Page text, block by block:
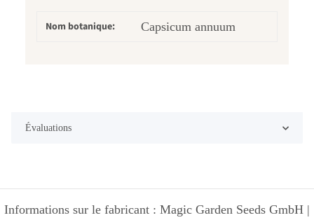
Nom botanique: Capsicum annuum
Évaluations
Informations sur le fabricant : Magic Garden Seeds GmbH |